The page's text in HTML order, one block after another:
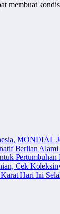
membuat
MONDIAL
Berlian Alami
Pertumbuhan
Cek
Hari Ini